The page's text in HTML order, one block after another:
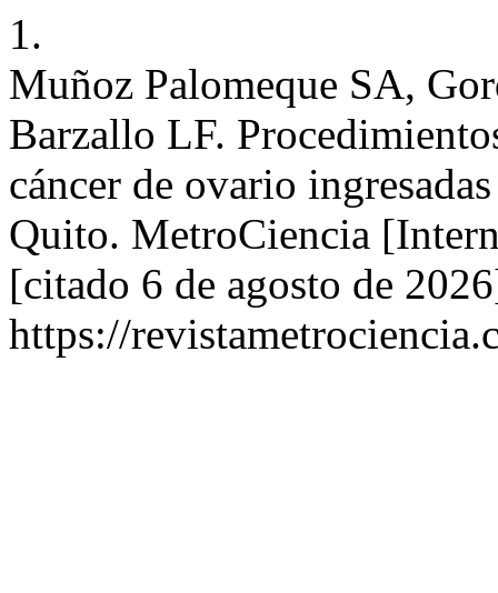
1.
Muñoz Palomeque SA,
Barzallo LF.
cáncer de ovario
Quito. MetroCiencia
[citado 6 de agosto de
https://